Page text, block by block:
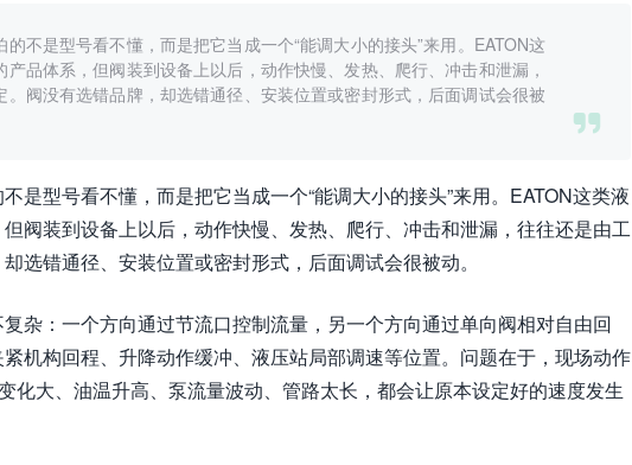
不是型号看不懂，而是把它当成一个“能调大小的接头”来用。EATON这
品体系，但阀装到设备上以后，动作快慢、发热、爬行、冲击和泄漏，
。阀没有选错品牌，却选错通径、安装位置或密封形式，后面调试会很被
是型号看不懂，而是把它当成一个“能调大小的接头”来用。EATON这类液
阀装到设备上以后，动作快慢、发热、爬行、冲击和泄漏，往往还是由工
选错通径、安装位置或密封形式，后面调试会很被动。
杂：一个方向通过节流口控制流量，另一个方向通过单向阀相对自由回
机构回程、升降动作缓冲、液压站局部调速等位置。问题在于，现场动作
化大、油温升高、泵流量波动、管路太长，都会让原本设定好的速度发生